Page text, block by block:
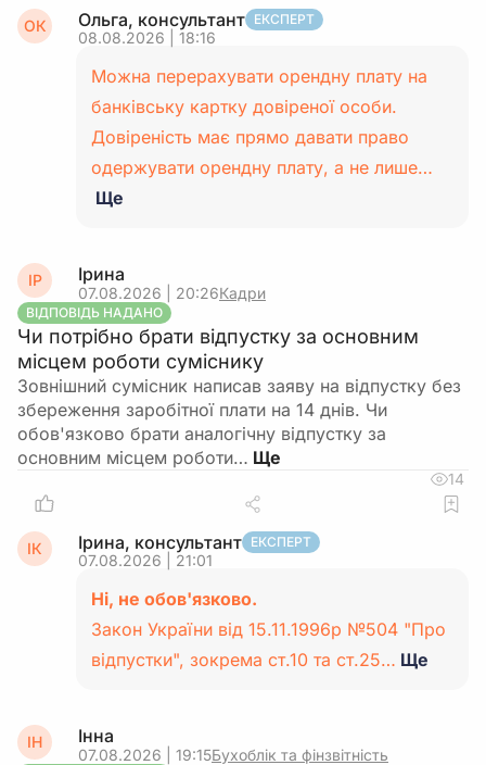
ОК Ольга, консультант ЕКСПЕРТ
08.08.2026 | 18:16
Можна перерахувати орендну плату на
банківську картку довіреної особи.
Довіреність має прямо давати право
одержувати орендну плату, а не лише…
Ще
ІР Ірина
07.08.2026 | 20:26Кадри
ВІДПОВІДЬ НАДАНО
Чи потрібно брати відпустку за основним
місцем роботи суміснику
Зовнішний сумісник написав заяву на відпустку без
збереження заробітної плати на 14 днів. Чи
обов'язково брати аналогічну відпустку за
основним місцем роботи…
14
ІК Ірина, консультант ЕКСПЕРТ
07.08.2026 | 21:01
Ні, не обов'язково.
Закон України від 15.11.1996р №504 "Про
відпустки", зокрема ст.10 та ст.25… Ще
ІН Інна
07.08.2026 | 19:15Бухоблік та фінзвітність